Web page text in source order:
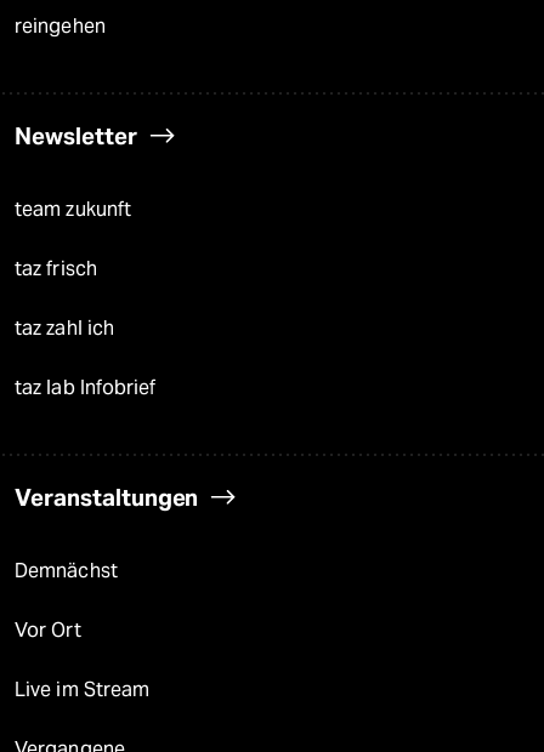
reingehen
Newsletter
team zukunft
taz frisch
taz zahl ich
taz lab Infobrief
Veranstaltungen
Demnächst
Vor Ort
Live im Stream